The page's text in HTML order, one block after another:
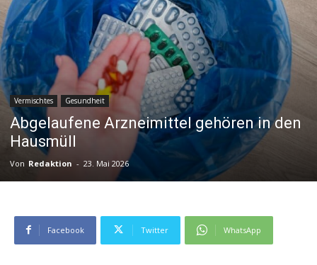
Vermischtes Gesundheit
Abgelaufene Arzneimittel gehören in den
Hausmüll
Von Redaktion - 23. Mai 2026
Facebook Twitter WhatsApp